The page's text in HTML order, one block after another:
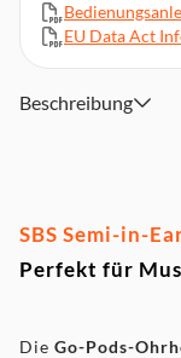
Aufladung der
Touch-
einfaches
1x Ladecase
EU Data Act
Beschreibung
SBS Semi-in-
Perfekt für
Die Go-Pods-